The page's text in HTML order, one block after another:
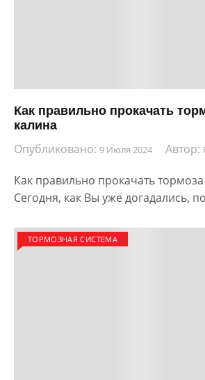
Как правильно прокачать
калина
Опубликовано: 9 Июля 2024 Автор:
Как правильно прокачать
Сегодня, как Вы уже догадались,
ТОРМОЗНАЯ СИСТЕМА